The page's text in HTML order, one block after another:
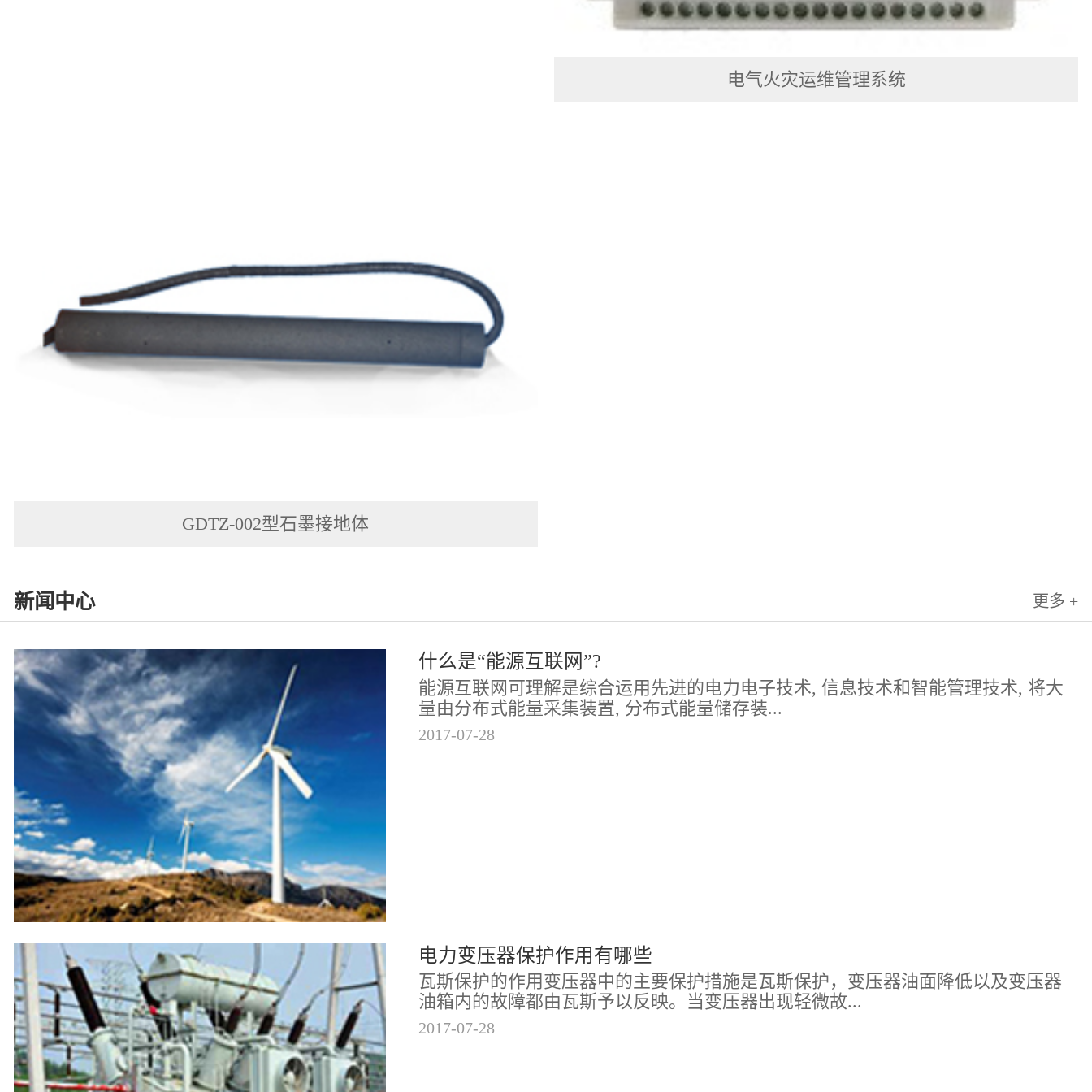
电气火灾运维管理系统
GDTZ-002型石墨接地体
新闻中心 更多 +
什么是“能源互联网”?
能源互联网可理解是综合运用先进的电力电子技术, 信息技术和智能管理技术, 将大
量由分布式能量采集装置, 分布式能量储存装...
2017-07-28
电力变压器保护作用有哪些
瓦斯保护的作用变压器中的主要保护措施是瓦斯保护，变压器油面降低以及变压器
油箱内的故障都由瓦斯予以反映。当变压器出现轻微故...
2017-07-28